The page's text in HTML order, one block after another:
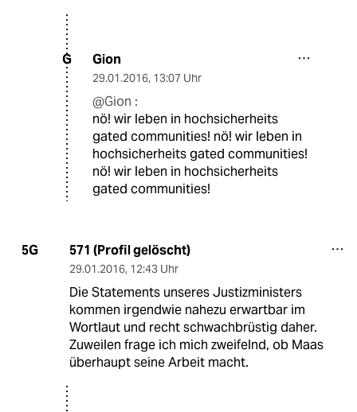
G Gion
29.01.2016, 13:07 Uhr
@Gion :
nö! wir leben in hochsicherheits
gated communities! nö! wir leben in
hochsicherheits gated communities!
nö! wir leben in hochsicherheits
gated communities!
5G 571 (Profil gelöscht)
29.01.2016, 12:43 Uhr
Die Statements unseres Justizministers
kommen irgendwie nahezu erwartbar im
Wortlaut und recht schwachbrüstig daher.
Zuweilen frage ich mich zweifelnd, ob Maas
überhaupt seine Arbeit macht.